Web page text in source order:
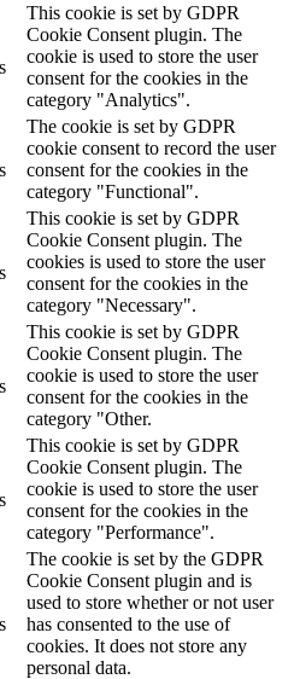
This cookie is set by GDPR
Cookie Consent plugin. The
cookie is used to store the user
consent for the cookies in the
category "Analytics".
The cookie is set by GDPR
cookie consent to record the user
consent for the cookies in the
category "Functional".
This cookie is set by GDPR
Cookie Consent plugin. The
cookies is used to store the user
consent for the cookies in the
category "Necessary".
This cookie is set by GDPR
Cookie Consent plugin. The
cookie is used to store the user
consent for the cookies in the
category "Other.
This cookie is set by GDPR
Cookie Consent plugin. The
cookie is used to store the user
consent for the cookies in the
category "Performance".
The cookie is set by the GDPR
Cookie Consent plugin and is
used to store whether or not user
has consented to the use of
cookies. It does not store any
personal data.